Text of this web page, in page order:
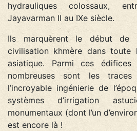
hydrauliques colossaux,
Jayavarman II au IXe siècle.
Ils marquèrent le début de
civilisation khmère dans toute
asiatique. Parmi ces
nombreuses sont les
l’incroyable ingénierie de
systèmes d’irrigation
monumentaux (dont l’un
est encore là !